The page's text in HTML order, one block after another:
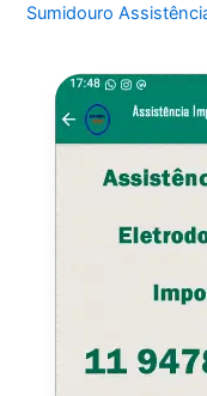
Sumidouro